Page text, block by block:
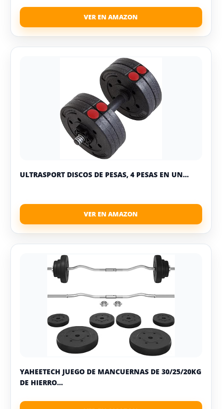
ULTRASPORT DISCOS DE PESAS, 4 PESAS EN UN...
YAHEETECH JUEGO DE MANCUERNAS DE 30/25/20KG
DE HIERRO...